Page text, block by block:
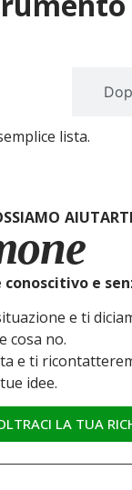
lista.
e
e ti
cosa no.
e ti
idee.
LA TUA